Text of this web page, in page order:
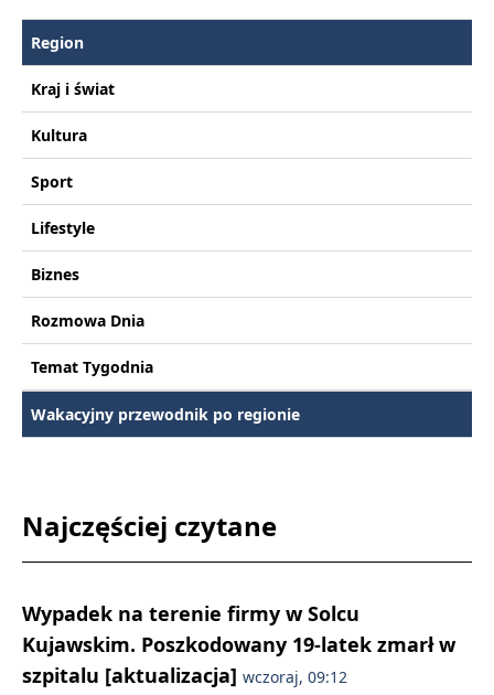
Region
Kraj i świat
Kultura
Sport
Lifestyle
Biznes
Rozmowa Dnia
Temat Tygodnia
Wakacyjny przewodnik po regionie
Najczęściej czytane
Wypadek na terenie firmy w Solcu
Kujawskim. Poszkodowany 19-latek zmarł w
szpitalu [aktualizacja] wczoraj, 09:12